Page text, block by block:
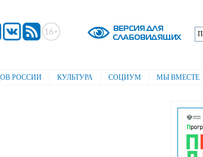
РОССИИ КУЛЬТУРА СОЦИУМ МЫ ВМЕСТЕ